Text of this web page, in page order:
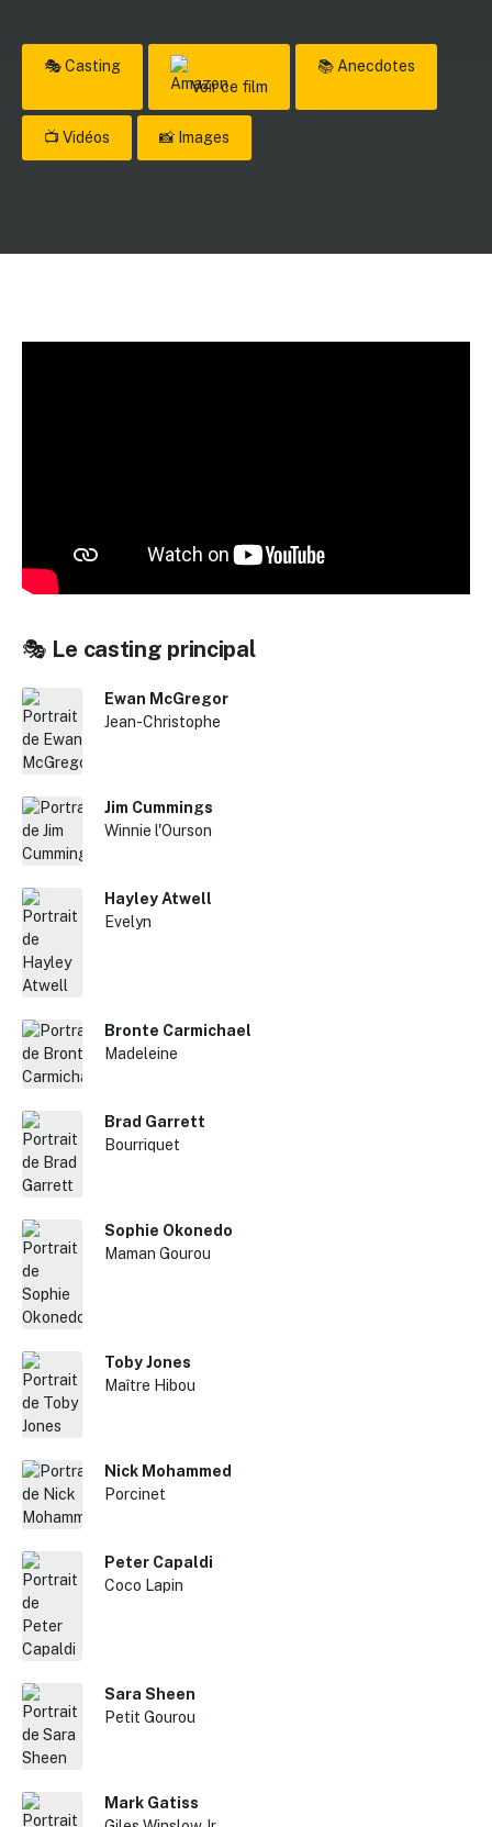
🎭 Casting
Voir ce film
📚 Anecdotes
📺 Vidéos 📸 Images
🎭 Le casting principal
Ewan McGregor
Jean-Christophe
Jim Cummings
Winnie l'Ourson
Hayley Atwell
Evelyn
Bronte Carmichael
Madeleine
Brad Garrett
Bourriquet
Sophie Okonedo
Maman Gourou
Toby Jones
Maître Hibou
Nick Mohammed
Porcinet
Peter Capaldi
Coco Lapin
Sara Sheen
Petit Gourou
Mark Gatiss